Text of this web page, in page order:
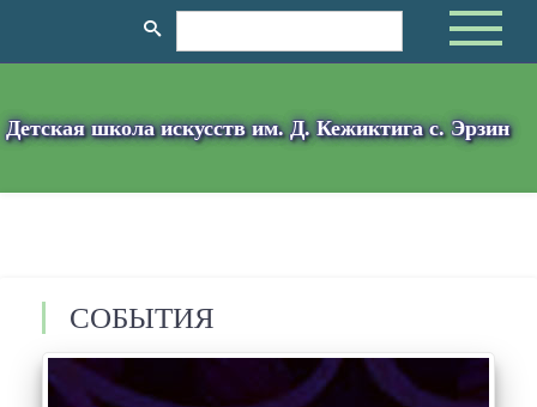
Детская школа искусств им. Д. Кежиктига с. Эрзин
СОБЫТИЯ